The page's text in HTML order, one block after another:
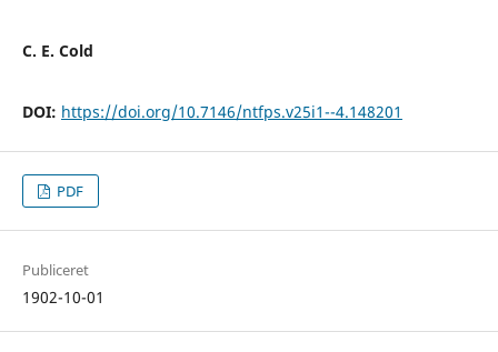
C. E. Cold
DOI: https://doi.org/10.7146/ntfps.v25i1--4.148201
PDF
Publiceret
1902-10-01